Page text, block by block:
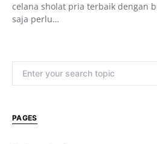
celana sholat pria terbaik dengan
saja perlu…
PAGES